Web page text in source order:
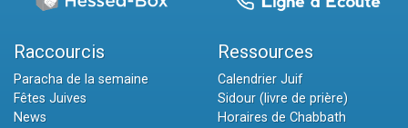
Raccourcis
Paracha de la semaine
Fêtes Juives
News
Ressources
Calendrier Juif
Sidour (livre de prière)
Horaires de Chabbath